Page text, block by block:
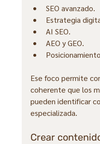
SEO avanzado.
Estrategia
AI SEO.
AEO y GEO.
Ese foco permite
coherente que los
pueden identificar
especializada.
Crear